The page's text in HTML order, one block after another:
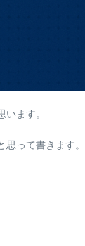
ます。
って書きます。